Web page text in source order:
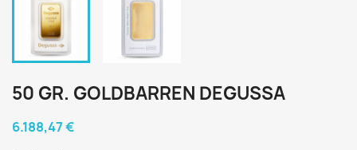
50 GR. GOLDBARREN DEGUSSA
6.188,47 €